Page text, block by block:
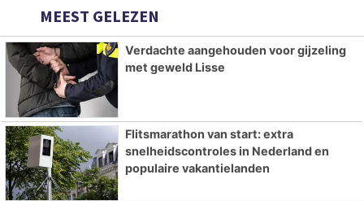
MEEST GELEZEN
Verdachte aangehouden voor gijzeling
met geweld Lisse
Flitsmarathon van start: extra
snelheidscontroles in Nederland en
populaire vakantielanden